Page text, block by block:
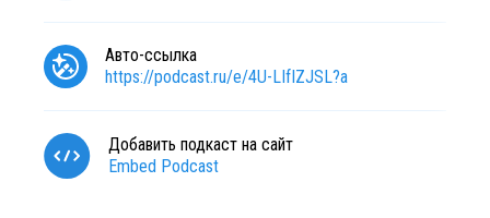
Авто-ссылка
https://podcast.ru/e/4U-LIfIZJSL?a
Добавить подкаст на сайт
Embed Podcast